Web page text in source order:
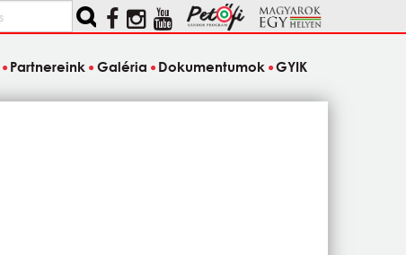
Partnereink Galéria Dokumentumok GYIK